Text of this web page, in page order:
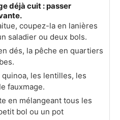
déjà cuit : passer
coupez-la en lanières
saladier ou deux bols.
dés, la pêche en quartiers
les lentilles, les
fauxmage.
en mélangeant tous les
bol ou un pot